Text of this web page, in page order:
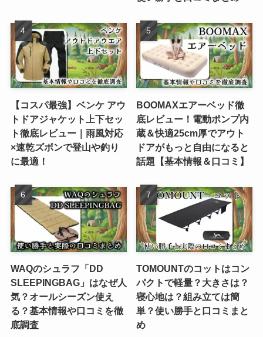
【コスパ最強】ベンケ アウ
トドアジャケット上下セッ
ト徹底レビュー｜雨風対応
×速乾ズボンで登山や釣り
に最適！
BOOMAXエアーベッド徹
底レビュー！電動ポンプ内
蔵＆快適25cm厚でアウト
ドアがもっと自由になると
話題【基本情報＆口コミ】
WAQのシュラフ「DD
SLEEPINGBAG」はなぜ人
気？オールシーズン使え
る？基本情報や口コミを徹
底調査
TOMOUNTのコットはコン
パクトで軽量？大きさは？
寝心地は？組み立ては簡
単？使い勝手と口コミまと
め